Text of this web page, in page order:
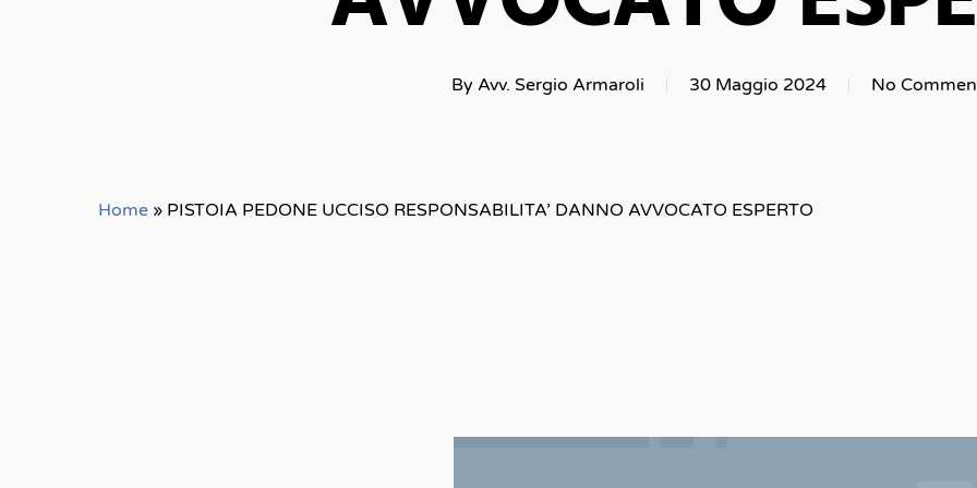
By Avv. Sergio Armaroli 30 Maggio 2024 No
Home » PISTOIA PEDONE UCCISO RESPONSABILITA’ DANNO AVVOCATO ESPERTO